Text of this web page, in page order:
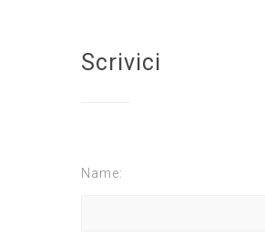
Scrivici
Name: